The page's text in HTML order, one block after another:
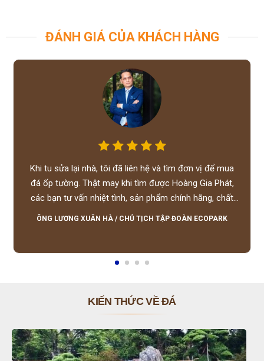
ĐÁNH GIÁ CỦA KHÁCH HÀNG
Khi tu sửa lại nhà, tôi đã liên hệ và tìm đơn vị để mua
đá ốp tường. Thật may khi tìm được Hoàng Gia Phát,
các bạn tư vấn nhiệt tình, sản phẩm chính hãng, chất
lượng tốt, giá hợp lý, hỗ trợ tận tình.
ÔNG LƯƠNG XUÂN HÀ / CHỦ TỊCH TẬP ĐOÀN ECOPARK
KIẾN THỨC VỀ ĐÁ